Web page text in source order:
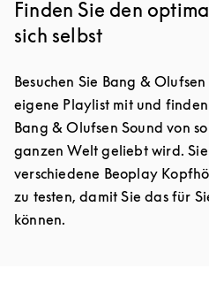
Finden Sie den
sich selbst
Besuchen Sie Bang &
eigene Playlist mit und
Bang & Olufsen Sound von
ganzen Welt geliebt wird.
verschiedene Beoplay
zu testen, damit Sie das für
können.